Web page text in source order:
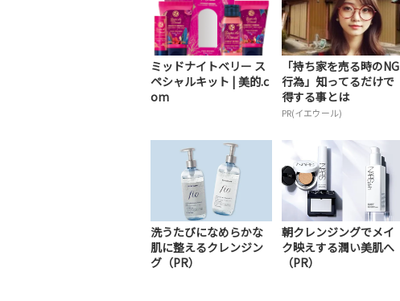
ミッドナイトベリー ス
ペシャルキット | 美的.c
om
「持ち家を売る時のNG
行為」知ってるだけで
得する事とは
PR(イエウール)
洗うたびになめらかな
肌に整えるクレンジン
グ（PR）
朝クレンジングでメイ
ク映えする潤い美肌へ
（PR）